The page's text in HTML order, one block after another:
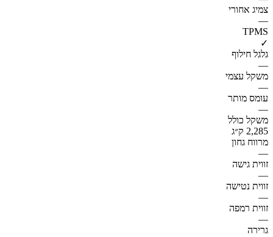
צמיג אחורי
—
TPMS
✓
גלגל חילוף
—
משקל עצמי
—
עומס מותר
—
משקל כולל
2,285 ק״ג
מרווח גחון
—
זווית גישה
—
זווית נטישה
—
זווית רמפה
—
גרירה